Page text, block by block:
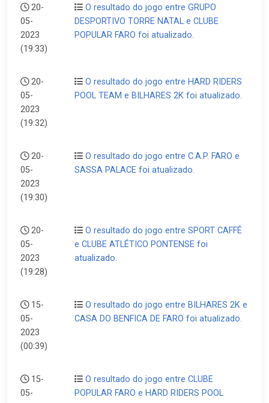
20-
05-
2023
(19:33)
O resultado do jogo entre GRUPO
DESPORTIVO TORRE NATAL e CLUBE
POPULAR FARO foi atualizado.
20-
05-
2023
(19:32)
O resultado do jogo entre HARD RIDERS
POOL TEAM e BILHARES 2K foi atualizado.
20-
05-
2023
(19:30)
O resultado do jogo entre C.A.P. FARO e
SASSA PALACE foi atualizado.
20-
05-
2023
(19:28)
O resultado do jogo entre SPORT CAFFÉ
e CLUBE ATLÉTICO PONTENSE foi
atualizado.
15-
05-
2023
(00:39)
O resultado do jogo entre BILHARES 2K e
CASA DO BENFICA DE FARO foi atualizado.
15-
05-
O resultado do jogo entre CLUBE
POPULAR FARO e HARD RIDERS POOL